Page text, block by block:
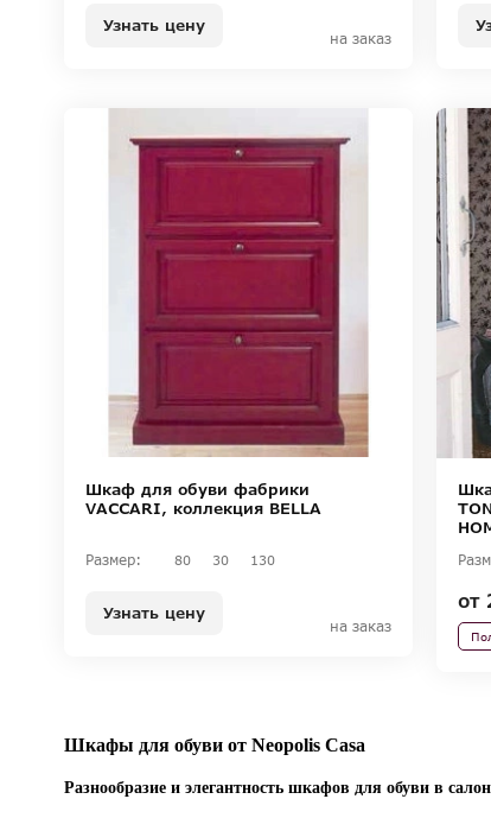
Узнать цену
на заказ
Шкаф для обуви фабрики
VACCARI, коллекция BELLA
Размер: 80 30 130
Узнать цену
на заказ
от
Шкафы для обуви от Neopolis Casa
Разнообразие и элегантность шкафов для обуви в